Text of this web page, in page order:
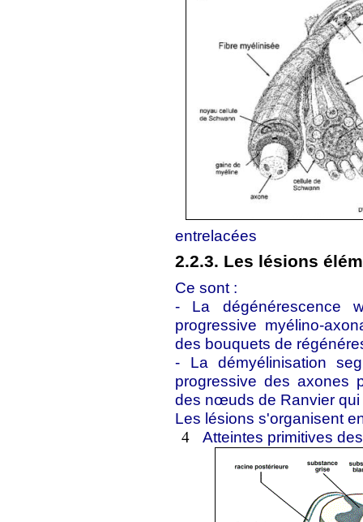
entrelacées
2.2.3. Les lésions
Ce sont :
- La dégénérescence
progressive myélino-
des bouquets de
- La démyélinisation
progressive des axones
des nœuds de Ranvier
Les lésions s'organisent
4 Atteintes primitives